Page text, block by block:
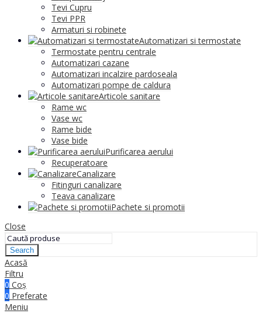
Tevi Cupru
Tevi PPR
Armaturi si robinete
Automatizari si termostate
Termostate pentru centrale
Automatizari cazane
Automatizari incalzire pardoseala
Automatizari pompe de caldura
Articole sanitare
Rame wc
Vase wc
Rame bide
Vase bide
Purificarea aerului
Recuperatoare
Canalizare
Fitinguri canalizare
Teava canalizare
Pachete si promotii
Close
Search
Acasă
Filtru
0 Coș
0 Preferate
Meniu